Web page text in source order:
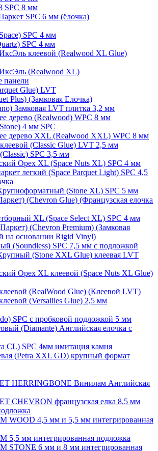
SPC 8 мм
SPC 6 мм (ёлочка)
SPC 4 мм
SPC 4 мм
клеевой (Realwood XL Glue)
(Realwood XL)
панели
Glue) LVT
Plus) (Замковая Елочка)
Замковая LVT плитка 3,2 мм
дерево (Realwood) WPC 8 мм
4 мм SPC
дерево XXL (Realwood XXL) WPC 8 мм
(Classic Glue) LVT 2,5 мм
SPC 3,5 мм
Орех XL (Space Nuts XL) SPC 4 мм
легкий (Space Parquet Light) SPC 4,5
(Stone XL) SPC 5 мм
(Chevron Glue) (Французская елочка
XL (Space Select XL) SPC 4 мм
(Chevron Premium) (Замковая
на основании Rigid Vinyl)
(Soundless) SPC 7,5 мм с подложкой
(Stone XXL Glue) клеевая LVT
Орех XL клеевой (Space Nuts XL Glue)
(RealWood Glue) (Клеевой LVT)
(Versailles Glue) 2,5 мм
SPC с пробковой подложкой 5 мм
(Diamante) Английская елочка с
CL) SPC 4мм имитация камня
(Petra XXL GD) крупный формат
HERRINGBONE Винилам Английская
CHEVRON французская елка 8,5 мм
WOOD 4,5 мм и 5,5 мм интегрированная
5,5 мм интегрированная подложка
STONE 6 мм и 8 мм интегрированная